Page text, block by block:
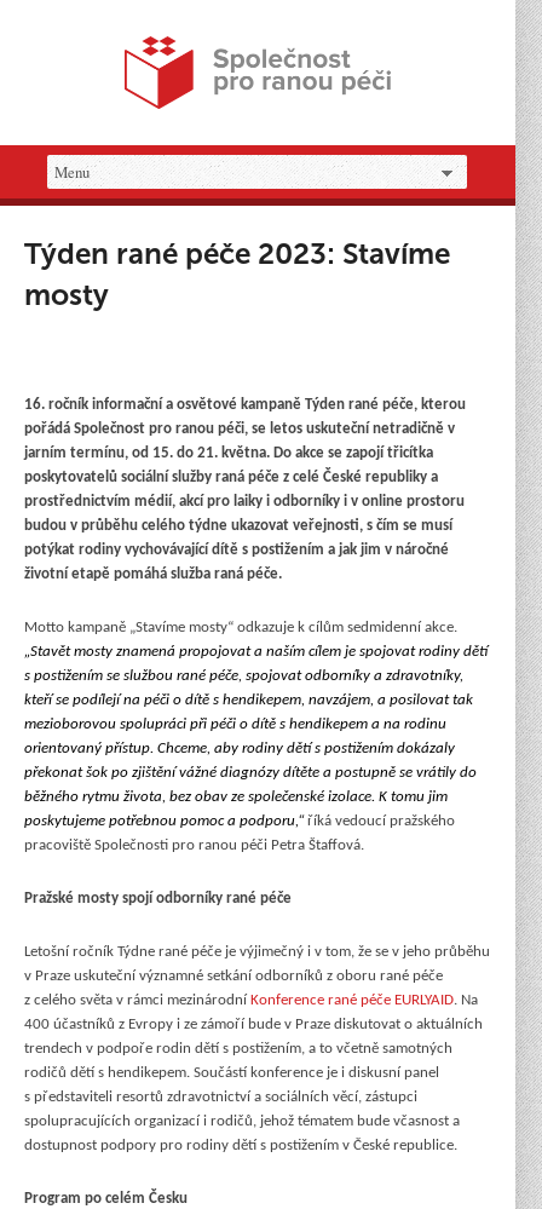
Týden rané péče 2023: Stavíme
mosty
16. ročník informační a osvětové kampaně Týden rané péče, kterou
pořádá Společnost pro ranou péči, se letos uskuteční netradičně v
jarním termínu, od 15. do 21. května. Do akce se zapojí třicítka
poskytovatelů sociální služby raná péče z celé České republiky a
prostřednictvím médií, akcí pro laiky i odborníky i v online prostoru
budou v průběhu celého týdne ukazovat veřejnosti, s čím se musí
potýkat rodiny vychovávající dítě s postižením a jak jim v náročné
životní etapě pomáhá služba raná péče.
Motto kampaně „Stavíme mosty“ odkazuje k cílům sedmidenní akce.
„Stavět mosty znamená propojovat a naším cílem je spojovat rodiny dětí
s postižením se službou rané péče, spojovat odborníky a zdravotníky,
kteří se podílejí na péči o dítě s hendikepem, navzájem, a posilovat tak
mezioborovou spolupráci při péči o dítě s hendikepem a na rodinu
orientovaný přístup. Chceme, aby rodiny dětí s postižením dokázaly
překonat šok po zjištění vážné diagnózy dítěte a postupně se vrátily do
běžného rytmu života, bez obav ze společenské izolace. K tomu jim
poskytujeme potřebnou pomoc a podporu,“říká vedoucí pražského
pracoviště Společnosti pro ranou péči Petra Štaffová.
Pražské mosty spojí odborníky rané péče
Letošní ročník Týdne rané péče je výjimečný i v tom, že se v jeho průběhu
v Praze uskuteční významné setkání odborníků z oboru rané péče
z celého světa v rámci mezinárodníKonference rané péče EURLYAID. Na
400 účastníků z Evropy i ze zámoří bude v Praze diskutovat o aktuálních
trendech v podpoře rodin dětí s postižením, a to včetně samotných
rodičů dětí s hendikepem. Součástí konference je i diskusní panel
s představiteli resortů zdravotnictví a sociálních věcí, zástupci
spolupracujících organizací i rodičů, jehož tématem bude včasnost a
dostupnost podpory pro rodiny dětí s postižením v České republice.
Program po celém Česku